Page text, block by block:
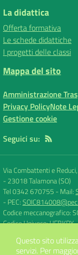
La didattica
Offerta formativa
Le schede didattiche
I progetti delle classi
Mappa del sito
Amministrazione
Privacy PolicyNote
Gestione cookie
Seguici su:
Via Combattenti e
- 23018 Talamona (SO)
Tel 0342 670755 - Mail:
- PEC:
Codice meccanografico:
Codice Univoco: UFBKPX
Questo sito
servizi. Per